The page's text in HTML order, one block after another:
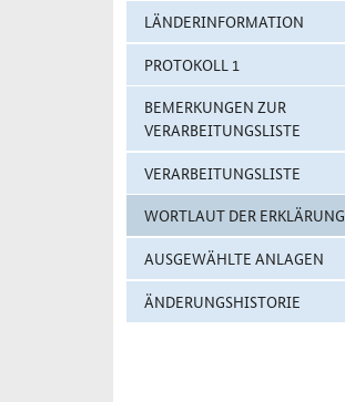
LÄNDERINFORMATION
PROTOKOLL 1
BEMERKUNGEN ZUR
VERARBEITUNGSLISTE
VERARBEITUNGSLISTE
WORTLAUT DER ERKLÄRUNG
AUSGEWÄHLTE ANLAGEN
ÄNDERUNGSHISTORIE